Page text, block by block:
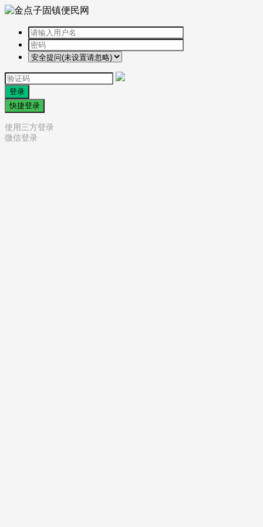
登录
快捷登录
使用三方登录
微信登录